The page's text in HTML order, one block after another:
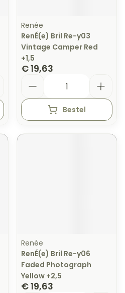
Renée
RenÉ(e) Bril Re-y03
Vintage Camper Red
+1,5
€ 19,63
Bestel
Renée
RenÉ(e) Bril Re-y06
Faded Photograph
Yellow +2,5
€ 19,63